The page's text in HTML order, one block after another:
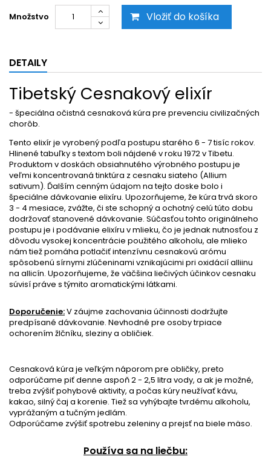
Množstvo Vložiť do košíka
DETAILY
Tibetský Cesnakový elixír
- špeciálna očistná cesnaková kúra pre prevenciu civilizačných
chorôb.
Tento elixír je vyrobený podľa postupu starého 6 - 7 tisíc rokov.
Hlinené tabuľky s textom boli nájdené v roku 1972 v Tibetu.
Produktom v doskách obsiahnutého výrobného postupu je
veľmi koncentrovaná tinktúra z cesnaku siateho (Allium
sativum). Ďalším cenným údajom na tejto doske bolo i
špeciálne dávkovanie elixíru. Upozorňujeme, že kúra trvá skoro
3 - 4 mesiace, zvážte, či ste schopný a ochotný celú túto dobu
dodržovať stanovené dávkovanie. Súčasťou tohto originálneho
postupu je i podávanie elixíru v mlieku, čo je jednak nutnosťou z
dôvodu vysokej koncentrácie použitého alkoholu, ale mlieko
nám tiež pomáha potlačiť intenzívnu cesnakovú arómu
spôsobenú sírnymi zlúčeninami vznikajúcimi pri oxidácií alliinu
na allicín. Upozorňujeme, že väčšina liečivých účinkov cesnaku
súvisí práve s týmito aromatickými látkami.
Doporučenie:V záujme zachovania účinnosti dodržujte
predpísané dávkovanie. Nevhodné pre osoby trpiace
ochorením žlčníku, sleziny a obličiek.
Cesnaková kúra je veľkým náporom pre obličky, preto
odporúčame piť denne aspoň 2 - 2,5 litra vody, a ak je možné,
treba zvýšiť pohybové aktivity, a počas kúry neužívať kávu,
kakao, silný čaj a korenie. Tiež sa vyhýbajte tvrdému alkoholu,
vyprážaným a tučným jedlám.
Odporúčame zvýšiť spotrebu zeleniny a prejsť na biele mäso.
Používa sa na liečbu: